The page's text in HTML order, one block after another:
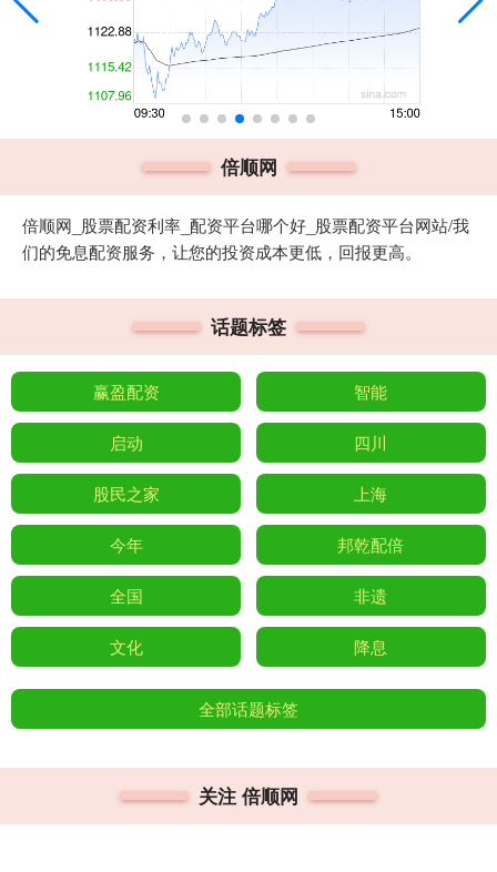
倍顺网
倍顺网_股票配资利率_配资平台哪个好_股票配资平台网站/我
们的免息配资服务，让您的投资成本更低，回报更高。
话题标签
赢盈配资 智能
启动 四川
股民之家 上海
今年 邦乾配倍
全国 非遗
文化 降息
全部话题标签
关注 倍顺网